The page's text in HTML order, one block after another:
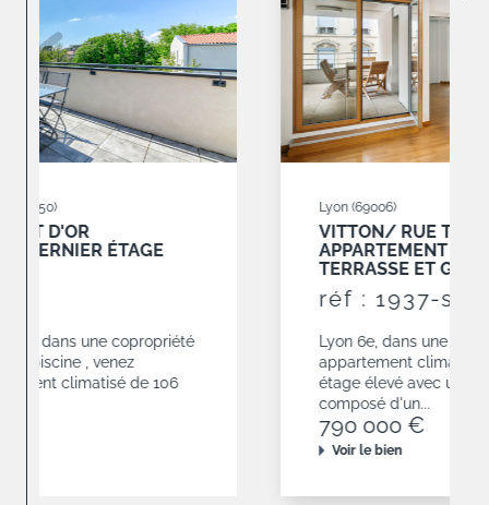
VITTON/ RUE TÊTE D'OR
APPARTEMENT 3 CHAMBRES AVEC
Lyon 6e, dans une résidence de 2010,
appartement climatisé de 120,68 m² situé en
étage élevé avec une terrasse de 19 m². Il est